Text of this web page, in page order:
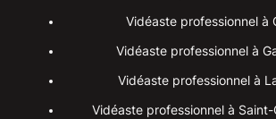
Vidéaste professionnel à
Vidéaste professionnel à
Vidéaste professionnel à
Vidéaste professionnel à